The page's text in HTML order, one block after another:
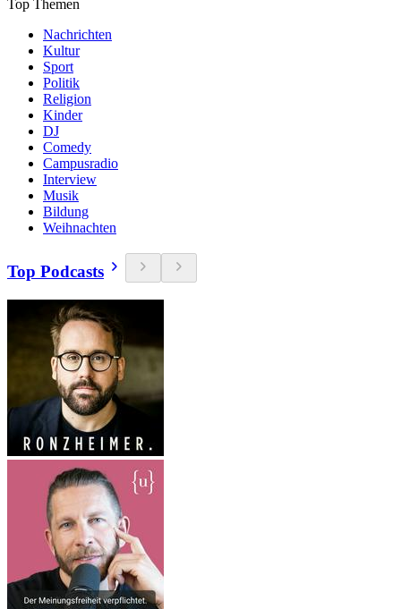
Top Themen
Nachrichten
Kultur
Sport
Politik
Religion
Kinder
DJ
Comedy
Campusradio
Interview
Musik
Bildung
Weihnachten
Top Podcasts